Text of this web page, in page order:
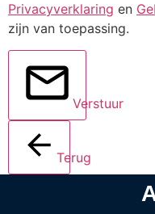
Privacyverklaring en
zijn van toepassing.
Verstuur
Terug